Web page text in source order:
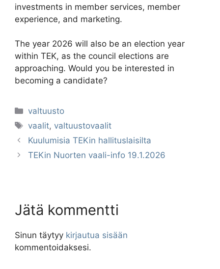
investments in member services, member
experience, and marketing.
The year 2026 will also be an election year
within TEK, as the council elections are
approaching. Would you be interested in
becoming a candidate?
Kategoriat
valtuusto
Avainsanat
vaalit,valtuustovaalit
Kuulumisia TEKin hallituslaisilta
TEKin Nuorten vaali-info 19.1.2026
Jätä kommentti
Sinun täytyy kirjautua sisään
kommentoidaksesi.